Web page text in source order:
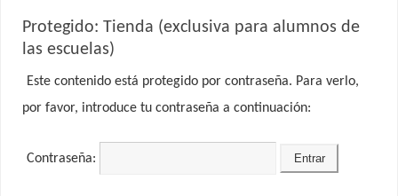
Protegido: Tienda (exclusiva para alumnos de
las escuelas)
Este contenido está protegido por contraseña. Para verlo,
por favor, introduce tu contraseña a continuación:
Contraseña: